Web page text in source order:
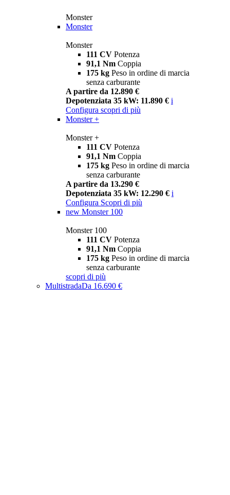
Monster
Monster
Monster
111 CV Potenza
91,1 Nm Coppia
175 kg Peso in ordine di marcia
senza carburante
A partire da 12.890 €
Depotenziata 35 kW: 11.890 € i
Configura scopri di più
Monster +
Monster +
111 CV Potenza
91,1 Nm Coppia
175 kg Peso in ordine di marcia
senza carburante
A partire da 13.290 €
Depotenziata 35 kW: 12.290 € i
Configura Scopri di più
new Monster 100
Monster 100
111 CV Potenza
91,1 Nm Coppia
175 kg Peso in ordine di marcia
senza carburante
scopri di più
MultistradaDa 16.690 €